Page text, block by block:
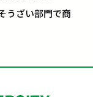
うざい部門で商